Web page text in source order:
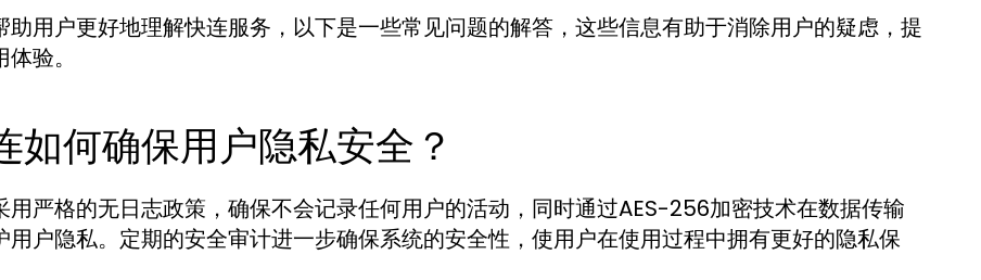
助用户更好地理解快连服务，以下是一些常见问题的解答，这些信息有助于消除用户的疑虑，提
验。
如何确保用户隐私安全？
用严格的无日志政策，确保不会记录任何用户的活动，同时通过AES-256加密技术在数据传输
用户隐私。定期的安全审计进一步确保系统的安全性，使用户在使用过程中拥有更好的隐私保